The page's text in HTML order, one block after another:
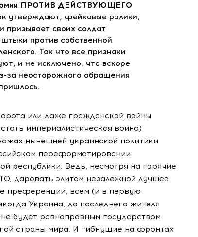
армии ПРОТИВ ДЕЙСТВУЮЩЕГО
утверждают, фейковые ролики,
призывает своих солдат
против собственной
Так что все признаки
и не исключено, что вскоре
за неосторожного обращения
или даже гражданской войны
империалистическая война)
нынешней украинской политики
переформатировании
республики. Ведь, несмотря на горячие
даровать элитам незалежной лучшее
преференции, всем (и в первую
Украина, до последнего жителя
будет равноправным государством
страны мира. И гибнущие на фронтах